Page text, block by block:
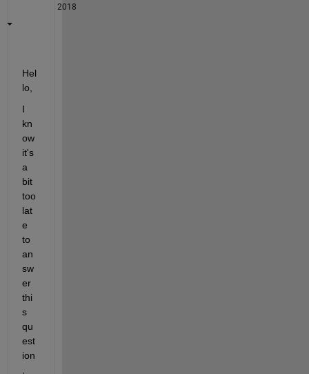
2018
Hel
lo,
I
kn
ow
it's
a
bit
too
lat
e
to
an
sw
er
thi
s
qu
est
ion